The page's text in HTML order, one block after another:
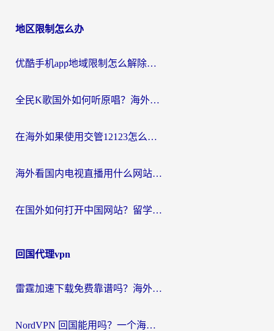
地区限制怎么办
优酷手机app地域限制怎么解除？海外党亲测有效的追剧方案
全民K歌国外如何听原唱？海外党亲测有效的回国加速器选择指南
在海外如果使用交管12123怎么处理？留学生亲测有效的回国加速方案
海外看国内电视直播用什么网站比较好？一篇解决你所有追剧难题的实用指南
在国外如何打开中国网站？留学生与海外华人的无缝访问指南
回国代理vpn
雷霆加速下载免费靠谱吗？海外党选回国加速器的避坑指南（附热门工具对比）
NordVPN 回国能用吗？一个海外用户必须面对的真实困境